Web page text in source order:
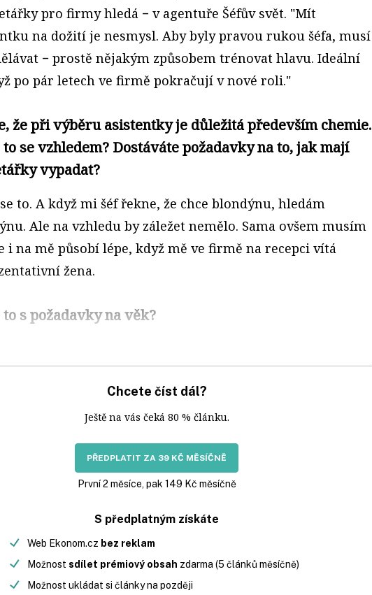
pro firmy hledá − v agentuře Šéfův svět. "Mít
na dožití je nesmysl. Aby byly pravou rukou šéfa, musí
− prostě nějakým způsobem trénovat hlavu. Ideální
po pár letech ve firmě pokračují v nové roli."
že při výběru asistentky je důležitá především chemie.
to se vzhledem? Dostáváte požadavky na to, jak mají
vypadat?
to. A když mi šéf řekne, že chce blondýnu, hledám
Ale na vzhledu by záležet nemělo. Sama ovšem musím
i na mě působí lépe, když mě ve firmě na recepci vítá
žena.
to s požadavky na věk?
Chcete číst dál?
Ještě na vás čeká 80 % článku.
PŘEDPLATIT ZA 39 KČ MĚSÍČNĚ
První 2 měsíce, pak 149 Kč měsíčně
S předplatným získáte
Web Ekonom.cz bez reklam
Možnost sdílet prémiový obsah zdarma (5 článků měsíčně)
Možnost ukládat si články na později